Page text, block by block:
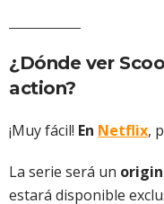
¿Dónde ver
action?
¡Muy fácil! En Netflix,
La serie será un
estará disponible